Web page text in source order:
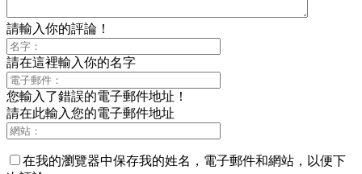
請輸入你的評論！
請在這裡輸入你的名字
您輸入了錯誤的電子郵件地址！
請在此輸入您的電子郵件地址
在我的瀏覽器中保存我的姓名，電子郵件和網站，以便下